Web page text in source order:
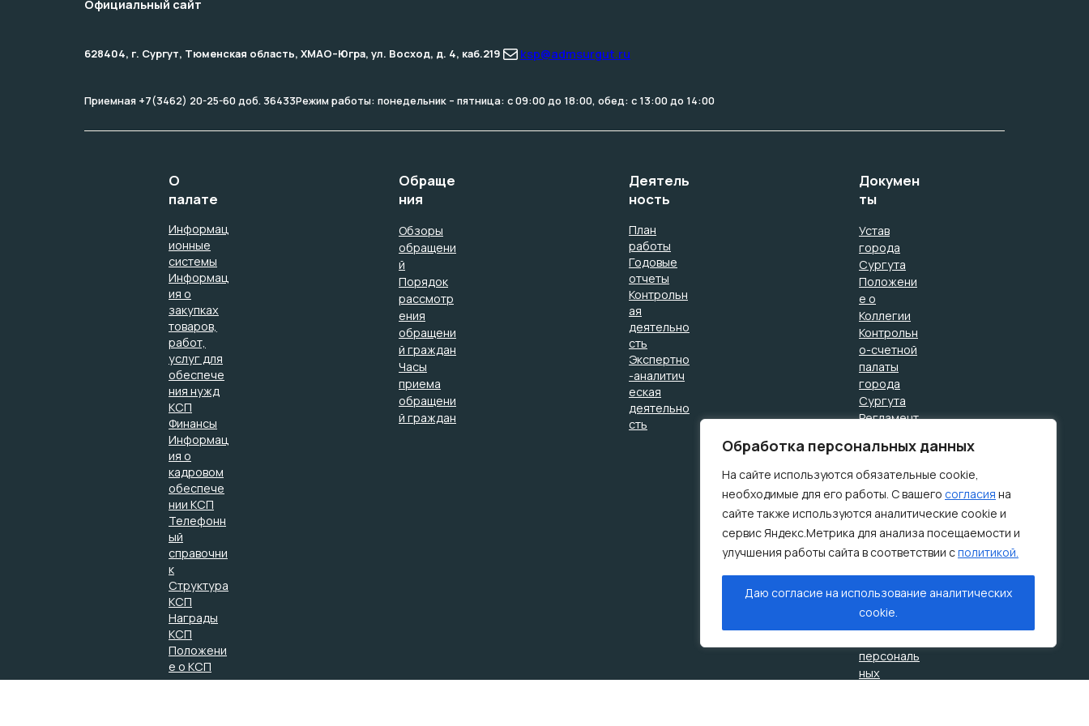
Обработка персональных данных
На сайте используются обязательные cookie,
необходимые для его работы. С вашего согласия на
сайте также используются аналитические cookie и
сервис Яндекс.Метрика для анализа посещаемости и
улучшения работы сайта в соответствии сполитикой.
Даю согласие на использование аналитических
cookie.
Официальный сайт
628404, г. Сургут, Тюменская область, ХМАО–Югра, ул. Восход, д. 4, каб.219 Почта
ksp@admsurgut.ru
Приемная +7(3462) 20-25-60 доб. 36433Режим работы: понедельник – пятница: с 09:00 до 18:00, обед: с 13:00 до 14:00
О
палате
Информац
ионные
системы
Информац
ия о
закупках
товаров,
работ,
услуг для
обеспече
ния нужд
КСП
Финансы
Информац
ия о
кадровом
обеспече
нии КСП
Телефонн
ый
справочни
к
Структура
КСП
Награды
КСП
Положени
е о КСП
Обраще
ния
Обзоры
обращени
й
Порядок
рассмотр
ения
обращени
й граждан
Часы
приема
обращени
й граждан
Деятель
ность
План
работы
Годовые
отчеты
Контрольн
ая
деятельно
сть
Экспертно
-аналитич
еская
деятельно
сть
Докумен
ты
Устав
города
Сургута
Положени
е о
Коллегии
Контрольн
о-счетной
палаты
города
Сургута
Регламент
Порядок
обжалова
ния
ненормати
вных
правовых
актов
форма
уведомле
ние об
персональ
ных